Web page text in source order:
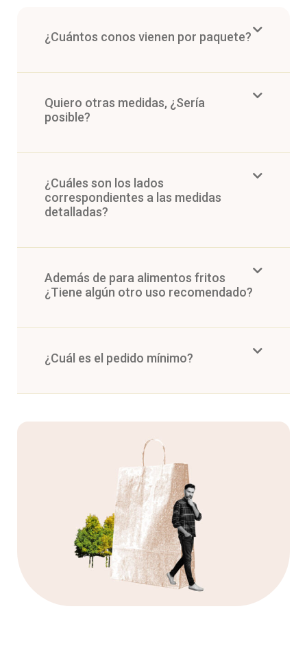
¿Cuántos conos vienen por paquete?
Quiero otras medidas, ¿Sería
posible?
¿Cuáles son los lados
correspondientes a las medidas
detalladas?
Además de para alimentos fritos
¿Tiene algún otro uso recomendado?
¿Cuál es el pedido mínimo?